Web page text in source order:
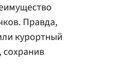
Правда,
курортный
сохранив